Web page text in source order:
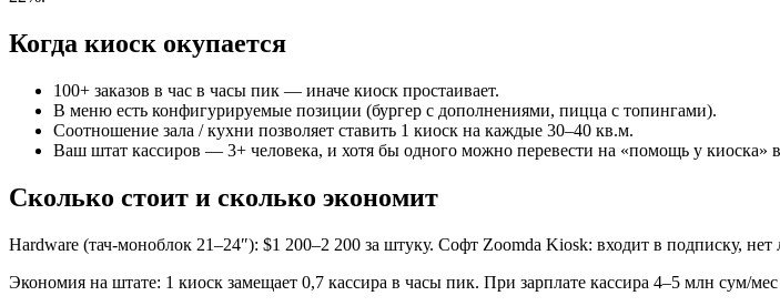
Когда киоск окупается
100+ заказов в час в часы пик — иначе киоск простаивает.
В меню есть конфигурируемые позиции (бургер с дополнениями, пицца с топингами).
Соотношение зала / кухни позволяет ставить 1 киоск на каждые 30–40 кв.м.
Ваш штат кассиров — 3+ человека, и хотя бы одного можно перевести на «помощь у киоска»
Сколько стоит и сколько экономит
Hardware (тач-моноблок 21–24″): $1 200–2 200 за штуку. Софт Zoomda Kiosk: входит в подписку,
Экономия на штате: 1 киоск замещает 0,7 кассира в часы пик. При зарплате кассира 4–5 млн сум/